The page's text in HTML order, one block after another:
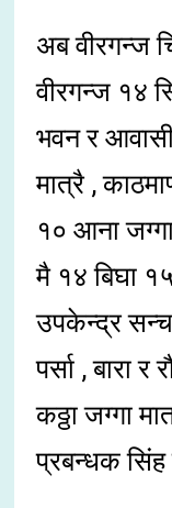
अब वीरगन्ज
वीरगन्ज १४
भवन र
मात्रै ,
१० आना
मै १४ बिघा
उपकेन्द्र
पर्सा , बारा
कठ्ठा जग्गा
प्रबन्धक